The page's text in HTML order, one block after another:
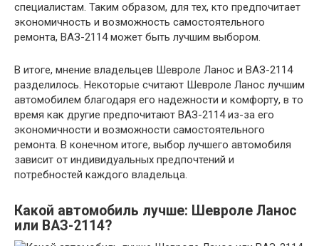
специалистам. Таким образом, для тех, кто предпочитает
экономичность и возможность самостоятельного
ремонта, ВАЗ-2114 может быть лучшим выбором.
В итоге, мнение владельцев Шевроле Ланос и ВАЗ-2114
разделилось. Некоторые считают Шевроле Ланос лучшим
автомобилем благодаря его надежности и комфорту, в то
время как другие предпочитают ВАЗ-2114 из-за его
экономичности и возможности самостоятельного
ремонта. В конечном итоге, выбор лучшего автомобиля
зависит от индивидуальных предпочтений и
потребностей каждого владельца.
Какой автомобиль лучше: Шевроле Ланос
или ВАЗ-2114?